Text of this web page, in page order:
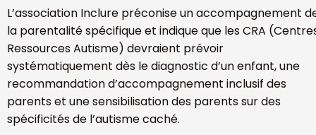
L’association Inclure préconise un accompagnement
la parentalité spécifique et indique que les CRA
Ressources Autisme) devraient prévoir
systématiquement dès le diagnostic d’un enfant, une
recommandation d’accompagnement inclusif des
parents et une sensibilisation des parents sur des
spécificités de l’autisme caché.